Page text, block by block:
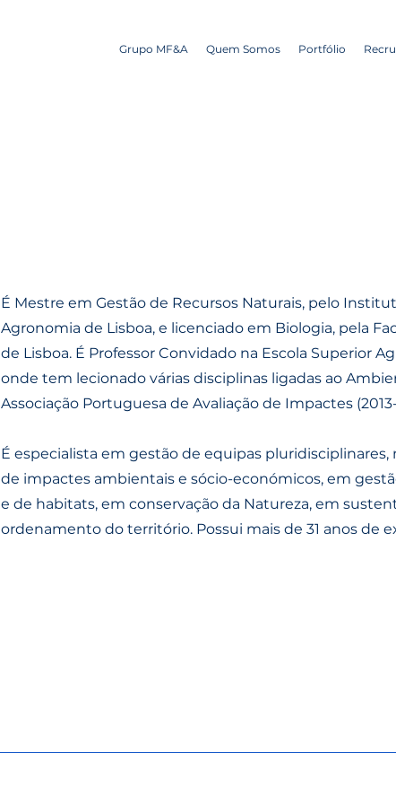
Grupo MF&A Quem Somos Portfólio
É Mestre em Gestão de Recursos Naturais, pelo
Agronomia de Lisboa, e licenciado em Biologia, pela
de Lisboa. É Professor Convidado na Escola Superior
onde tem lecionado várias disciplinas ligadas ao
Associação Portuguesa de Avaliação de Impactes
É especialista em gestão de equipas pluridisciplinares,
de impactes ambientais e sócio-económicos, em
e de habitats, em conservação da Natureza, em
ordenamento do território. Possui mais de 31 anos de